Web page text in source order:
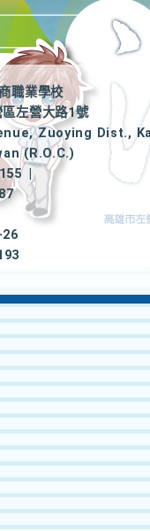
職業學校
左營大路1號
Zuoying Dist.,
(R.O.C.)
|